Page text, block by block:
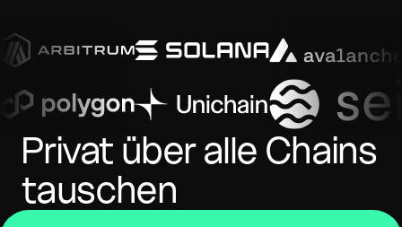
Privat über alle Chains
tauschen